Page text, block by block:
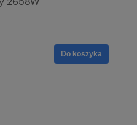
Do koszyka